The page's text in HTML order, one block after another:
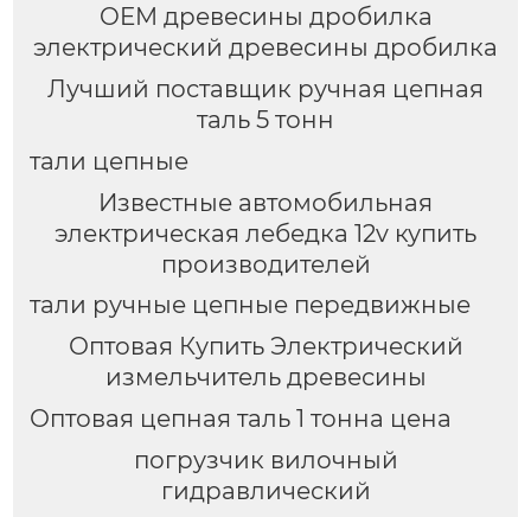
OEM древесины дробилка
электрический древесины дробилка
Лучший поставщик ручная цепная
таль 5 тонн
тали цепные
Известные автомобильная
электрическая лебедка 12v купить
производителей
тали ручные цепные передвижные
Оптовая Купить Электрический
измельчитель древесины
Оптовая цепная таль 1 тонна цена
погрузчик вилочный
гидравлический